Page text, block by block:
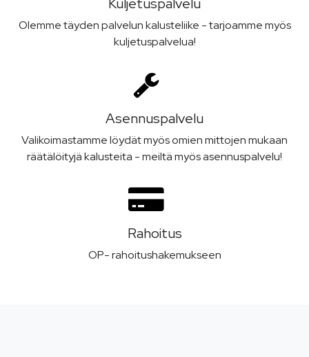
Olemme täyden palvelun kalusteliike - tarjoamme myös
kuljetuspalvelua!
Asennus­palvelu
Valikoimastamme löydät myös omien mittojen mukaan
räätälöityjä kalusteita - meiltä myös asennuspalvelu!
Rahoitus
OP- rahoitushakemukseen